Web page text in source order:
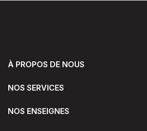
À PROPOS DE NOUS
NOS SERVICES
NOS ENSEIGNES